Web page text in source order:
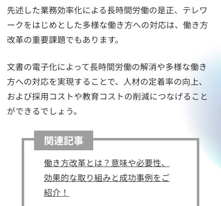
先述した業務効率化による長時間労働の是正、テレワ
ークをはじめとした多様な働き方への対応は、働き方
改革の重要課題でもあります。
文書の電子化によって長時間労働の解消や多様な働き
方への対応を実現することで、人材の定着率の向上、
および採用コストや教育コストの削減につなげること
ができるでしょう。
関連記事
働き方改革とは？意味や必要性、
効果的な取り組みと成功事例をご
紹介！